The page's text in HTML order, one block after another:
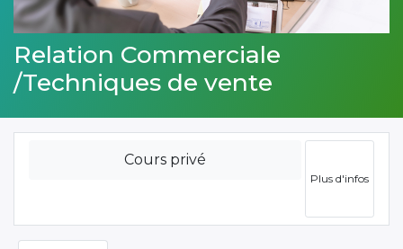
Relation Commerciale
/Techniques de vente
Cours privé
Plus d'infos